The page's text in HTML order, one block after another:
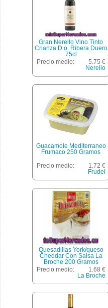
Gran Nerello Vino Tinto
Crianza D.o. Ribera Duero
75cl
Precio medio:
5.75 €
Nerello
Guacamole Mediterraneo
Frumaco 250 Gramos
Precio medio:
1.72 €
Frudel
Quesadillas York/queso
Cheddar Con Salsa La
Broche 200 Gramos
Precio medio:
1.68 €
La Broche